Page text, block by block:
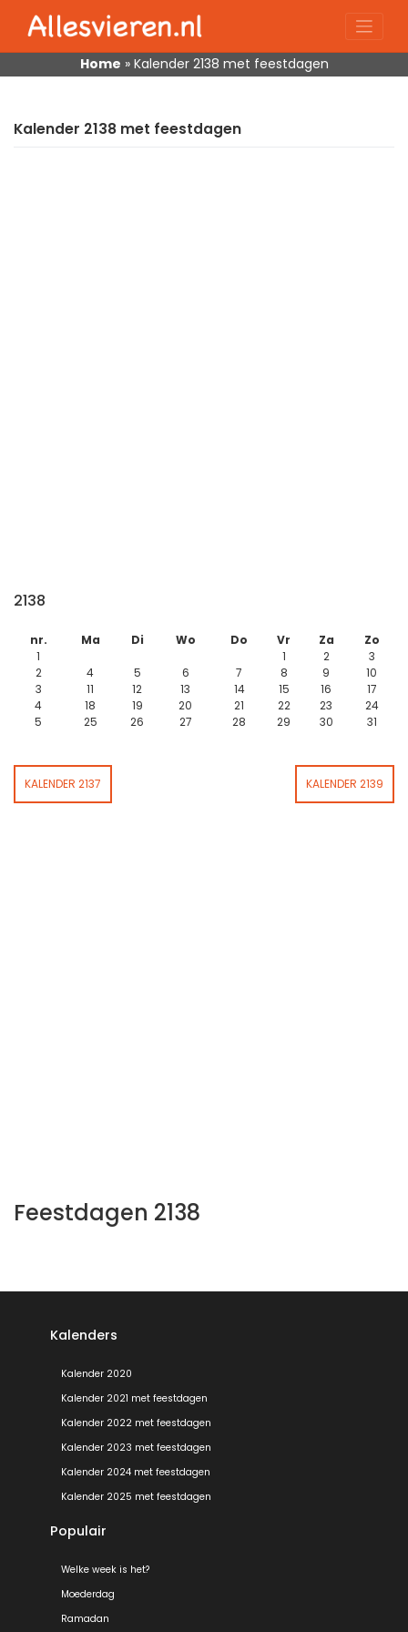
content
Home » Kalender 2138 met feestdagen
Kalender 2138 met feestdagen
2138
nr. Ma Di Wo Do Vr Za
Zo
1
1 2
3
2
4 5 6 7 8 9
10
3
11 12 13 14 15 16
17
4
18 19 20 21 22 23
24
5
25 26 27 28 29 30 31
KALENDER 2137 KALENDER 2139
Feestdagen 2138
Kalenders
Kalender 2020
Kalender 2021 met feestdagen
Kalender 2022 met feestdagen
Kalender 2023 met feestdagen
Kalender 2024 met feestdagen
Kalender 2025 met feestdagen
Populair
Welke week is het?
Moederdag
Ramadan